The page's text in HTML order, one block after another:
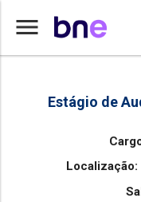
menuHome Vaga de Estagiario em
Estágio de
Localização: